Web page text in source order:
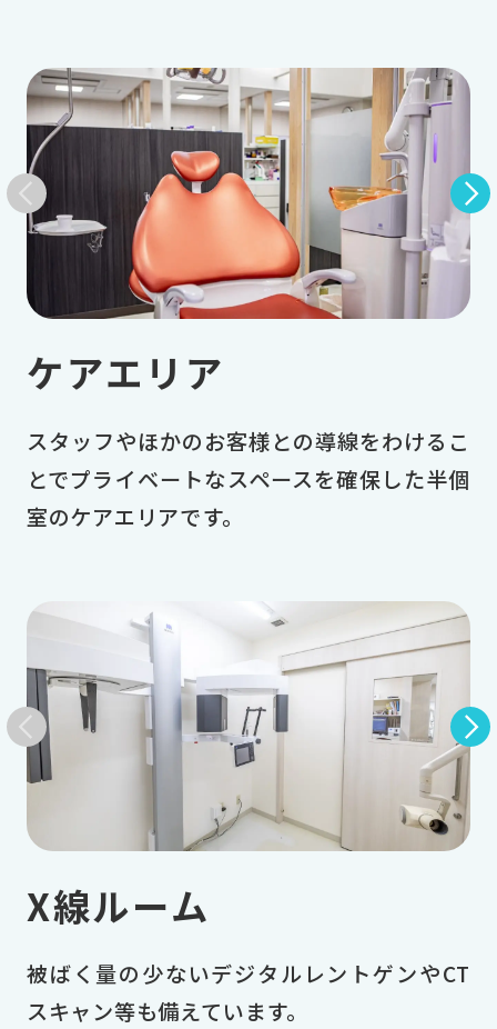
ケアエリア
スタッフやほかのお客様との導線をわけるこ
とでプライベートなスペースを確保した半個
室のケアエリアです。
X線ルーム
被ばく量の少ないデジタルレントゲンやCT
スキャン等も備えています。